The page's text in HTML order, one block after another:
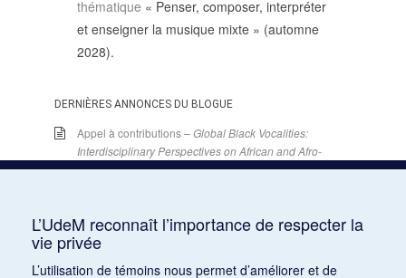
thématique « Penser, composer, interpréter
et enseigner la musique mixte » (automne
2028).
DERNIÈRES ANNONCES DU BLOGUE
Appel à contributions –Global Black Vocalities:
Interdisciplinary Perspectives on African and Afro-
descendant Expressive Cultures– 15 décembre
Appel de conférences – « Expressions sonores de
la violence et transformations technologiques
dans le cinéma européen, des années 1970 à la
L’UdeM reconnaît l’importance de respecter la
vie privée
L’utilisation de témoins nous permet d’améliorer et de